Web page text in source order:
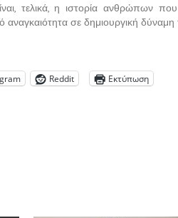
τελικά, η ιστορία ανθρώπων
αναγκαιότητα σε δημιουργική
Reddit Εκτύπωση